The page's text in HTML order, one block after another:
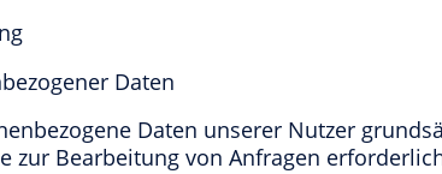
Daten
Daten unserer Nutzer
zur Bearbeitung von Anfragen